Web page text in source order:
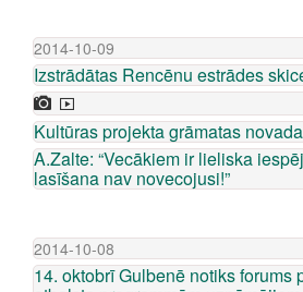
2014-10-09
Izstrādātas Rencēnu estrādes
Kultūras projekta grāmatas
A.Zalte: “Vecākiem ir lieliska
lasīšana nav novecojusi!”
2014-10-08
14. oktobrī Gulbenē notiks forums